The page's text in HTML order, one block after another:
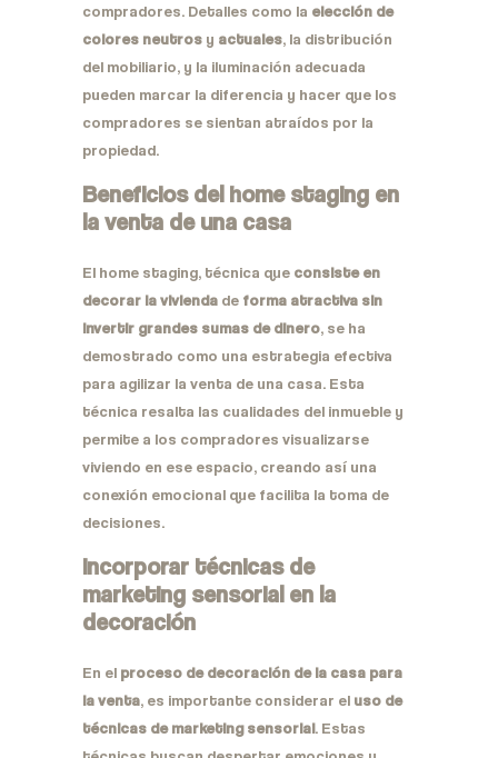
compradores. Detalles como la elección de
colores neutros y actuales, la distribución
del mobiliario, y la iluminación adecuada
pueden marcar la diferencia y hacer que los
compradores se sientan atraídos por la
propiedad.
Beneficios del home staging en
la venta de una casa
El home staging, técnica que consiste en
decorar la vivienda de forma atractiva sin
invertir grandes sumas de dinero, se ha
demostrado como una estrategia efectiva
para agilizar la venta de una casa. Esta
técnica resalta las cualidades del inmueble y
permite a los compradores visualizarse
viviendo en ese espacio, creando así una
conexión emocional que facilita la toma de
decisiones.
Incorporar técnicas de
marketing sensorial en la
decoración
En el proceso de decoración de la casa para
la venta, es importante considerar el uso de
técnicas de marketing sensorial. Estas